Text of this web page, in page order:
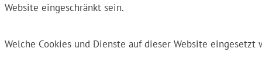
Website eingeschränkt sein.
Welche Cookies und Dienste auf dieser Website